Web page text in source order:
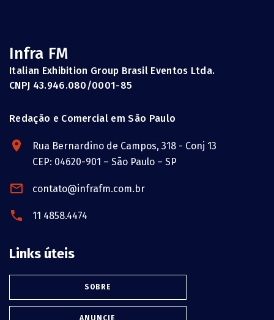
Infra FM
Italian Exhibition Group Brasil Eventos Ltda.
CNPJ 43.946.080/0001-85
Redação e Comercial em São Paulo
Rua Bernardino de Campos, 318 - Conj 13
CEP: 04620-901 – São Paulo – SP
contato@infrafm.com.br
11 4858.4474
Links úteis
SOBRE
ANUNCIE